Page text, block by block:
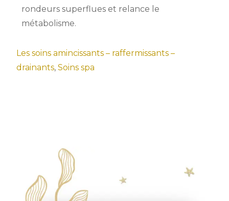
rondeurs superflues et relance le
métabolisme.
Les soins amincissants – raffermissants –
drainants,Soins spa